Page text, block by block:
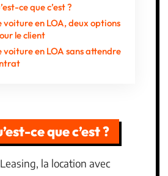
ce que c’est ?
voiture en LOA, deux options
le client
voiture en LOA sans attendre
ce que c’est ?
la location avec